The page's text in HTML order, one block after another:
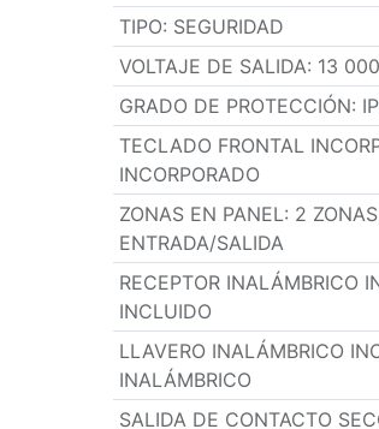
TIPO: SEGURIDAD
VOLTAJE DE SALIDA: 13
GRADO DE PROTECCIÓN:
TECLADO FRONTAL
INCORPORADO
ZONAS EN PANEL: 2
ENTRADA/SALIDA
RECEPTOR INALÁMBRICO
INCLUIDO
LLAVERO INALÁMBRICO
INALÁMBRICO
SALIDA DE CONTACTO